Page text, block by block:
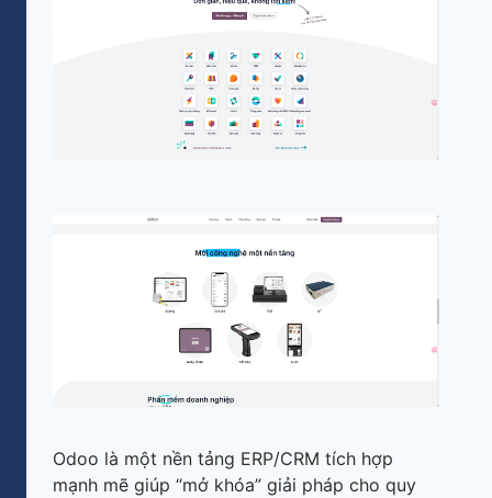
Odoo là một nền tảng ERP/CRM tích hợp
mạnh mẽ giúp “mở khóa” giải pháp cho quy